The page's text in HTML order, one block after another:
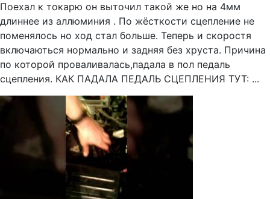
Поехал к токарю он выточил такой же но на 4мм
длиннее из аллюминия . По жёсткости сцепление не
поменялось но ход стал больше. Теперь и скоростя
включаються нормально и задняя без хруста. Причина
по которой проваливалась,падала в пол педаль
сцепления. КАК ПАДАЛА ПЕДАЛЬ СЦЕПЛЕНИЯ ТУТ: ...